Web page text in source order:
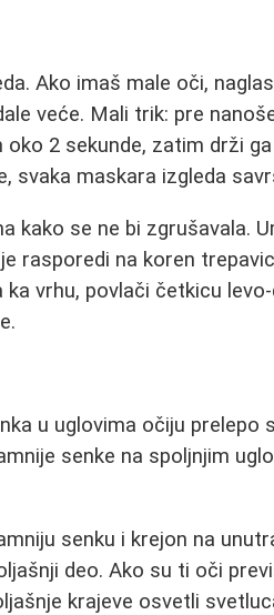
Ako imaš male oči,
veće. Mali trik: pre
2 sekunde, zatim drži
svaka maskara izgleda
kako se ne bi zgrušavala.
rasporedi na koren
vrhu, povlači četkicu
u uglovima očiju prelepo
senke na spoljnjim
senku i krejon na
deo. Ako su ti oči
krajeve osvetli